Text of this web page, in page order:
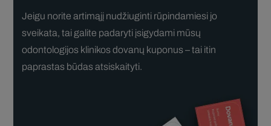
Jeigu norite artimąjį nudžiuginti rūpindamiesi jo
sveikata, tai galite padaryti įsigydami mūsų
odontologijos klinikos dovanų kuponus – tai itin
paprastas būdas atsiskaityti.